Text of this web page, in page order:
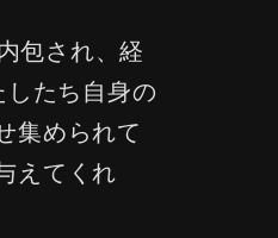
包され、経
たち自身の
集められて
えてくれ